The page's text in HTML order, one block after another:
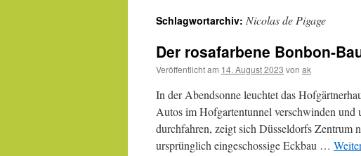
Schlagwortarchiv: Nicolas de Pigage
Der rosafarbene Bonbon-
Veröffentlicht am 14. August 2023 von ak
In der Abendsonne leuchtet das
Autos im Hofgartentunnel verschwinden und
durchfahren, zeigt sich Düsseldorfs Zentrum
ursprünglich eingeschossige Eckbau …